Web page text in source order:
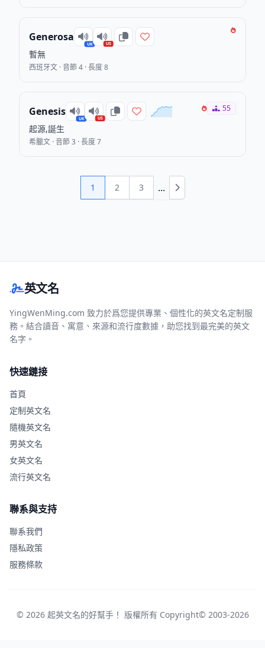
Generosa
UK US
暫無
西班牙文 · 音節 4 · 長度 8
Genesis
UK US
起源,誕生
希臘文 · 音節 3 · 長度 7
55
1 2 3 ... 下一頁
英文名
YingWenMing.com 致力於爲您提供專業、個性化的英文名定制服
務。結合讀音、寓意、來源和流行度數據，助您找到最完美的英文
名字。
快速鏈接
首頁
定制英文名
隨機英文名
男英文名
女英文名
流行英文名
聯系與支持
聯系我們
隱私政策
服務條款
© 2026 起英文名的好幫手！ 版權所有 Copyright© 2003-2026